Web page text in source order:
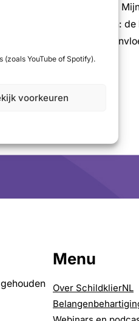
(zoals YouTube of Spotify).
voorkeuren
geneeskundige.
uit mijn bloeduitslagen:
zou doen naar de
Menu
Over SchildklierNL